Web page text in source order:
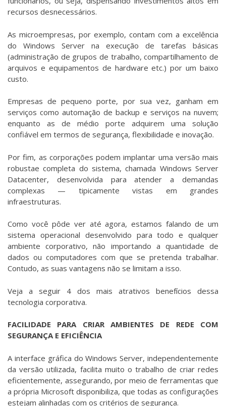
recursos desnecessários.
As microempresas, por exemplo, contam com a excelência
do Windows Server na execução de tarefas básicas
(administração de grupos de trabalho, compartilhamento de
arquivos e equipamentos de hardware etc.) por um baixo
custo.
Empresas de pequeno porte, por sua vez, ganham em
serviços como automação de backup e serviços na nuvem;
enquanto as de médio porte adquirem uma solução
confiável em termos de segurança, flexibilidade e inovação.
Por fim, as corporações podem implantar uma versão mais
robustae completa do sistema, chamada Windows Server
Datacenter, desenvolvida para atender a demandas
complexas — tipicamente vistas em grandes
infraestruturas.
Como você pôde ver até agora, estamos falando de um
sistema operacional desenvolvido para todo e qualquer
ambiente corporativo, não importando a quantidade de
dados ou computadores com que se pretenda trabalhar.
Contudo, as suas vantagens não se limitam a isso.
Veja a seguir 4 dos mais atrativos benefícios dessa
tecnologia corporativa.
FACILIDADE PARA CRIAR AMBIENTES DE REDE COM
SEGURANÇA E EFICIÊNCIA
A interface gráfica do Windows Server, independentemente
da versão utilizada, facilita muito o trabalho de criar redes
eficientemente, assegurando, por meio de ferramentas que
a própria Microsoft disponibiliza, que todas as configurações
estejam alinhadas com os critérios de segurança.